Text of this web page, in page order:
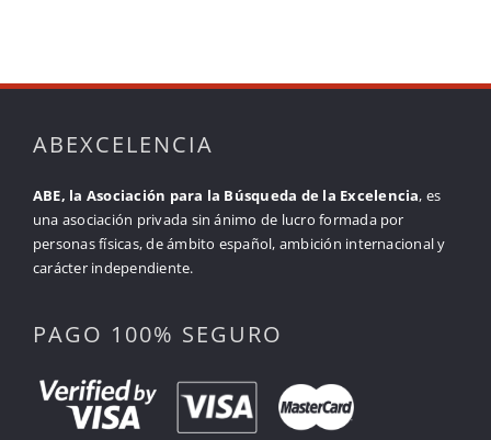
ABEXCELENCIA
ABE, la Asociación para la Búsqueda de la Excelencia, es
una asociación privada sin ánimo de lucro formada por
personas físicas, de ámbito español, ambición internacional y
carácter independiente.
PAGO 100% SEGURO